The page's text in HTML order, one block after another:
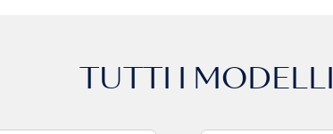
TUTTI I MODELLI